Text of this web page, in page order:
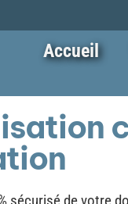
Accueil
sécurisé de votre